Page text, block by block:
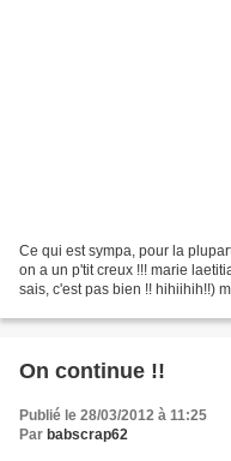
Ce qui est sympa, pour la
on a un p'tit creux !!! marie
sais, c'est pas bien !! hihiihih!!)
On continue !!
Publié le 28/03/2012 à 11:25
Par babscrap62